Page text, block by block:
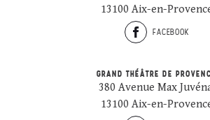
13100 Aix-en-
FACEBOOK
GRAND THÉÂTRE DE
380 Avenue Max
13100 Aix-en-